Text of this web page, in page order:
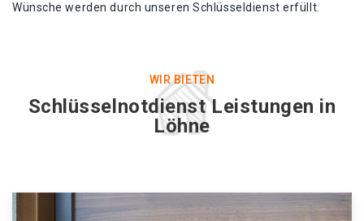
Wünsche werden durch unseren Schlüsseldienst erfüllt.
WIR BIETEN
Schlüsselnotdienst Leistungen in
Löhne